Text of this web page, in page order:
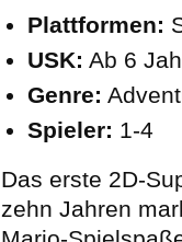
Plattformen:
USK: Ab 6
Genre:
Spieler: 1-4
Das erste 2D-
zehn Jahren